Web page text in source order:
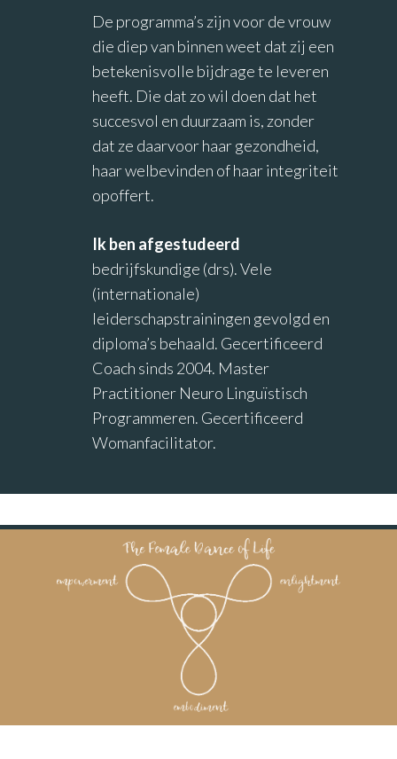
De programma’s zijn voor de vrouw
die diep van binnen weet dat zij een
betekenisvolle bijdrage te leveren
heeft. Die dat zo wil doen dat het
succesvol en duurzaam is, zonder
dat ze daarvoor haar gezondheid,
haar welbevinden of haar integriteit
opoffert.
Ik ben afgestudeerd
bedrijfskundige (drs). Vele
(internationale)
leiderschapstrainingen gevolgd en
diploma’s behaald. Gecertificeerd
Coach sinds 2004. Master
Practitioner Neuro Linguïstisch
Programmeren. Gecertificeerd
Womanfacilitator.